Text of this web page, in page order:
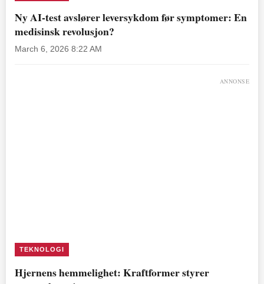
Ny AI-test avslører leversykdom før symptomer: En
medisinsk revolusjon?
March 6, 2026 8:22 AM
ANNONSE
TEKNOLOGI
Hjernens hemmelighet: Kraftformer styrer